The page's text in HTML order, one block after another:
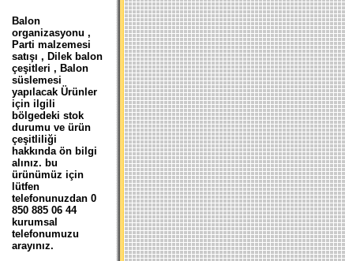
Balon
organizasyonu ,
Parti malzemesi
satışı , Dilek balon
çeşitleri , Balon
süslemesi
yapılacak Ürünler
için ilgili
bölgedeki stok
durumu ve ürün
çeşitliliği
hakkında ön bilgi
alınız. bu
ürünümüz için
lütfen
telefonunuzdan 0
850 885 06 44
kurumsal
telefonumuzu
arayınız.